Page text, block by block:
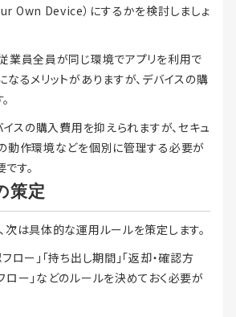
Own Device）にするかを検討しましょ
業員全員が同じ環境でアプリを利用で
なるメリットがありますが、デバイスの購
イスの購入費用を抑えられますが、セキュ
動作環境などを個別に管理する必要が
す。
策定
次は具体的な運用ルールを策定します。
ロー」「持ち出し期間」「返却・確認方
ロー」などのルールを決めておく必要が